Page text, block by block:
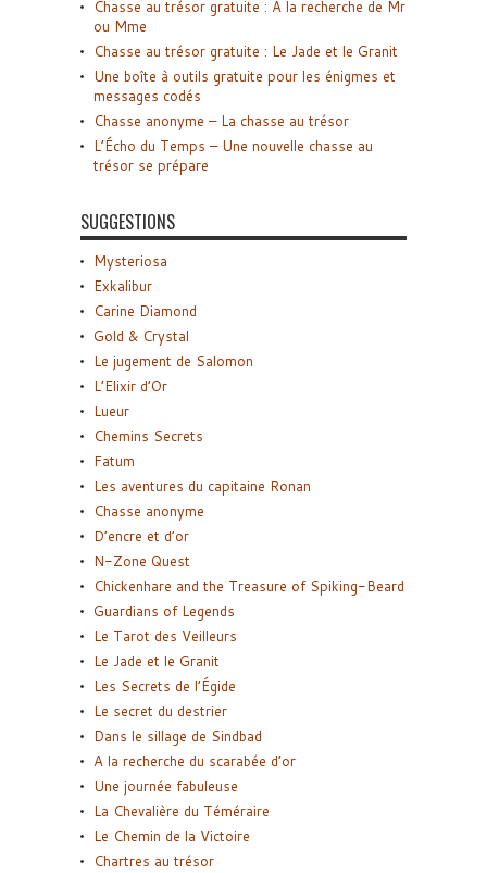
Chasse au trésor gratuite : A la recherche de Mr
ou Mme
Chasse au trésor gratuite : Le Jade et le Granit
Une boîte à outils gratuite pour les énigmes et
messages codés
Chasse anonyme – La chasse au trésor
L’Écho du Temps – Une nouvelle chasse au
trésor se prépare
SUGGESTIONS
Mysteriosa
Exkalibur
Carine Diamond
Gold & Crystal
Le jugement de Salomon
L’Elixir d’Or
Lueur
Chemins Secrets
Fatum
Les aventures du capitaine Ronan
Chasse anonyme
D’encre et d’or
N-Zone Quest
Chickenhare and the Treasure of Spiking-Beard
Guardians of Legends
Le Tarot des Veilleurs
Le Jade et le Granit
Les Secrets de l’Égide
Le secret du destrier
Dans le sillage de Sindbad
A la recherche du scarabée d’or
Une journée fabuleuse
La Chevalière du Téméraire
Le Chemin de la Victoire
Chartres au trésor